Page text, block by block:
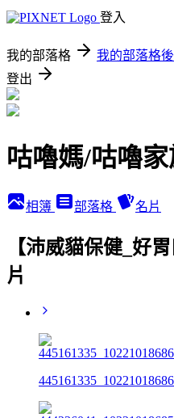
登入
我的部落格 我的部落格
登出
咕嚕媽/咕嚕
相簿 部落格 名片
【沛威貓保健_好
片